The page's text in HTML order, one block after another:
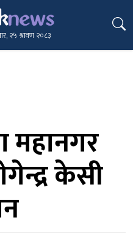
२५ श्रावण २०८३
महानगर
केसी